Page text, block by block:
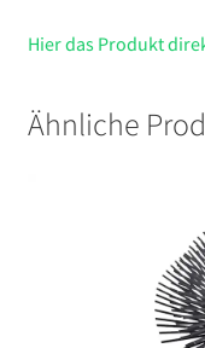
Hier das Produkt
Ähnliche